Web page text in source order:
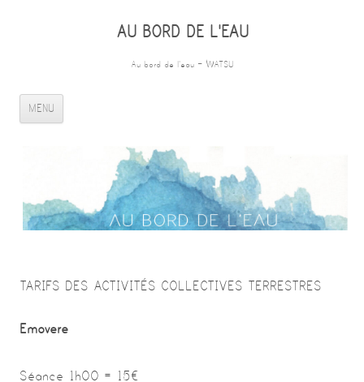
AU BORD DE L'EAU
Au bord de l'eau – WATSU
MENU
TARIFS DES ACTIVITÉS COLLECTIVES TERRESTRES
Emovere
Séance 1h00 = 15€